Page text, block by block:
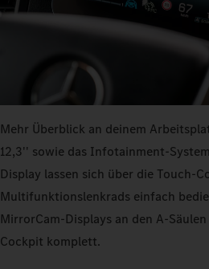
Mehr Überblick an deinem
12,3'' sowie das Infotainment-
Display lassen sich über die
Multifunktionslenkrads einfach
MirrorCam-Displays an den
Cockpit komplett.